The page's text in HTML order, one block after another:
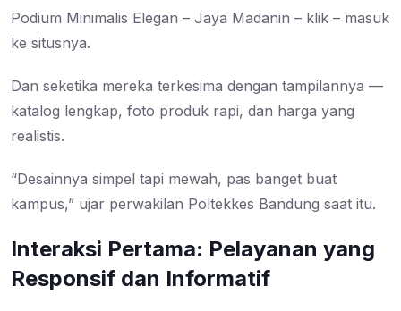
Podium Minimalis Elegan – Jaya Madanin – klik – masuk
ke situsnya.
Dan seketika mereka terkesima dengan tampilannya —
katalog lengkap, foto produk rapi, dan harga yang
realistis.
“Desainnya simpel tapi mewah, pas banget buat
kampus,” ujar perwakilan Poltekkes Bandung saat itu.
Interaksi Pertama: Pelayanan yang
Responsif dan Informatif